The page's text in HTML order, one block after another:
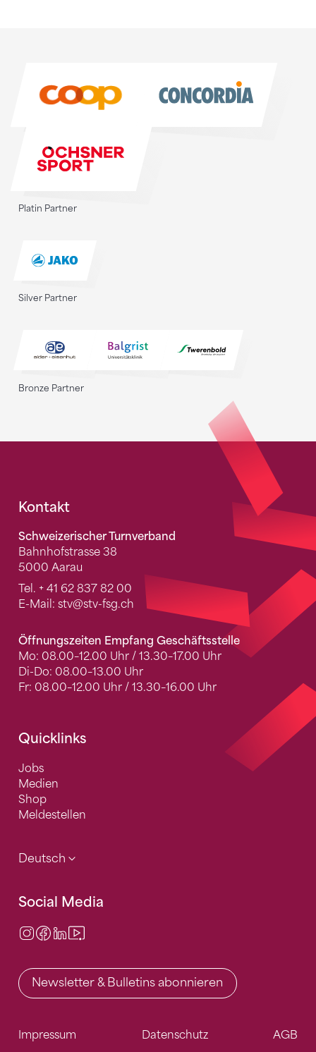
Platin Partner
Silver Partner
Bronze Partner
Fusszeile
Kontakt
Schweizerischer Turnverband
Bahnhofstrasse 38
5000 Aarau
Tel. + 41 62 837 82 00
E-Mail: stv@stv-fsg.ch
Öffnungszeiten Empfang Geschäftsstelle
Mo: 08.00–12.00 Uhr / 13.30–17.00 Uhr
Di-Do: 08.00–13.00 Uhr
Fr: 08.00–12.00 Uhr / 13.30–16.00 Uhr
Quicklinks
Jobs
Medien
Shop
Meldestellen
Deutsch
Social Media
Instagram
Facebook
LinkedIn
Newsletter & Bulletins abonnieren
Impressum Datenschutz AGB